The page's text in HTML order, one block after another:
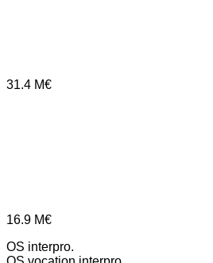
31.4 M€
16.9 M€
OS interpro.